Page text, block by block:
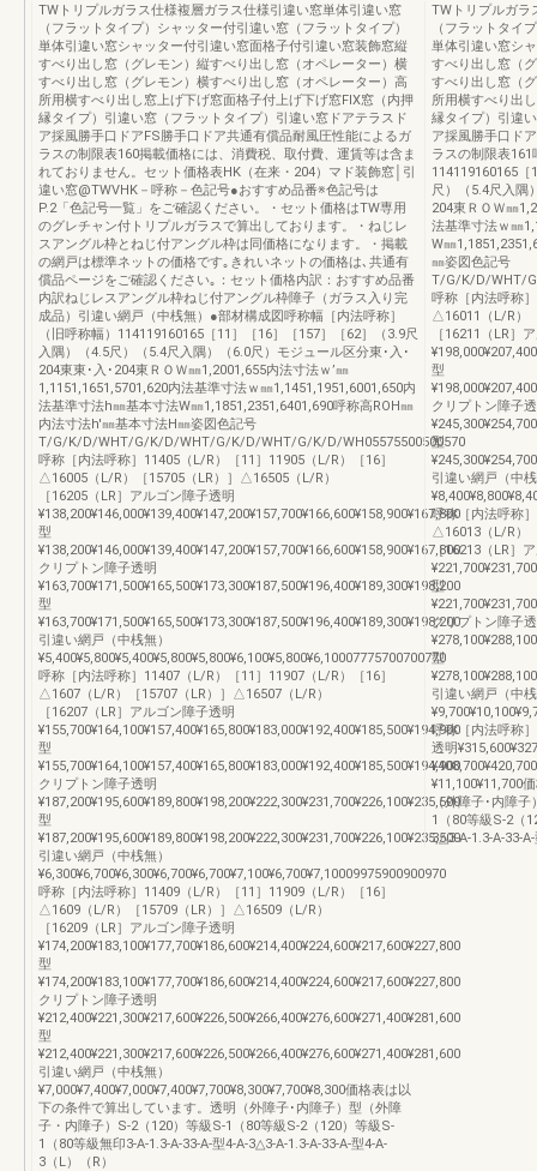
TWトリプルガラス仕様複層ガラス仕様引違い窓単体引違い窓
（フラットタイプ）シャッター付引違い窓（フラットタイプ）
単体引違い窓シャッター付引違い窓面格子付引違い窓装飾窓縦
すべり出し窓（グレモン）縦すべり出し窓（オペレーター）横
すべり出し窓（グレモン）横すべり出し窓（オペレーター）高
所用横すべり出し窓上げ下げ窓面格子付上げ下げ窓FIX窓（内押
縁タイプ）引違い窓（フラットタイプ）引違い窓ドアテラスド
ア採風勝手口ドアFS勝手口ドア共通有償品耐風圧性能によるガ
ラスの制限表160掲載価格には、消費税、取付費、運賃等は含ま
れておりません。セット価格表HK（在来・204）マド装飾窓│引
違い窓@TWVHK－呼称－色記号●おすすめ品番※色記号は
P.2「色記号一覧」をご確認ください。・セット価格はTW専用
のグレチャン付トリプルガラスで算出しております。・ねじレ
スアングル枠とねじ付アングル枠は同価格になります。・掲載
の網戸は標準ネットの価格です｡きれいネットの価格は､共通有
償品ページをご確認ください｡：セット価格内訳：おすすめ品番
内訳ねじレスアングル枠ねじ付アングル枠障子（ガラス入り完
成品）引違い網戸（中桟無）●部材構成図呼称幅［内法呼称］
（旧呼称幅）114119160165［11］［16］［157］［62］（3.9尺
入隅）（4.5尺）（5.4尺入隅）（6.0尺）モジュール区分東･入･
204東東･入･204東ＲＯＷ㎜1,2001,655内法寸法ｗ’㎜
1,1151,1651,5701,620内法基準寸法ｗ㎜1,1451,1951,6001,650内
法基準寸法h㎜基本寸法W㎜1,1851,2351,6401,690呼称高ROH㎜
内法寸法h'㎜基本寸法H㎜姿図色記号
T/G/K/D/WHT/G/K/D/WHT/G/K/D/WHT/G/K/D/WH05575500500570
呼称［内法呼称］11405（L/R）［11］11905（L/R）［16］
△16005（L/R）［15705（LR）］△16505（L/R）
［16205（LR］アルゴン障子透明
¥138,200¥146,000¥139,400¥147,200¥157,700¥166,600¥158,900¥167,800
型
¥138,200¥146,000¥139,400¥147,200¥157,700¥166,600¥158,900¥167,800
クリプトン障子透明
¥163,700¥171,500¥165,500¥173,300¥187,500¥196,400¥189,300¥198,200
型
¥163,700¥171,500¥165,500¥173,300¥187,500¥196,400¥189,300¥198,200
引違い網戸（中桟無）
¥5,400¥5,800¥5,400¥5,800¥5,800¥6,100¥5,800¥6,10007775700700770
呼称［内法呼称］11407（L/R）［11］11907（L/R）［16］
△1607（L/R）［15707（LR）］△16507（L/R）
［16207（LR］アルゴン障子透明
¥155,700¥164,100¥157,400¥165,800¥183,000¥192,400¥185,500¥194,900
型
¥155,700¥164,100¥157,400¥165,800¥183,000¥192,400¥185,500¥194,900
クリプトン障子透明
¥187,200¥195,600¥189,800¥198,200¥222,300¥231,700¥226,100¥235,500
型
¥187,200¥195,600¥189,800¥198,200¥222,300¥231,700¥226,100¥235,500
引違い網戸（中桟無）
¥6,300¥6,700¥6,300¥6,700¥6,700¥7,100¥6,700¥7,10009975900900970
呼称［内法呼称］11409（L/R）［11］11909（L/R）［16］
△1609（L/R）［15709（LR）］△16509（L/R）
［16209（LR］アルゴン障子透明
¥174,200¥183,100¥177,700¥186,600¥214,400¥224,600¥217,600¥227,800
型
¥174,200¥183,100¥177,700¥186,600¥214,400¥224,600¥217,600¥227,800
クリプトン障子透明
¥212,400¥221,300¥217,600¥226,500¥266,400¥276,600¥271,400¥281,600
型
¥212,400¥221,300¥217,600¥226,500¥266,400¥276,600¥271,400¥281,600
引違い網戸（中桟無）
¥7,000¥7,400¥7,000¥7,400¥7,700¥8,300¥7,700¥8,300価格表は以
下の条件で算出しています。透明（外障子･内障子）型（外障
子・内障子）S-2（120）等級S-1（80等級S-2（120）等級S-
1（80等級無印3-A-1.3-A-33-A-型4-A-3△3-A-1.3-A-33-A-型4-A-
3（L）（R）
TWトリプルガラ
（フラットタイ
単体引違い窓シ
すべり出し窓（
すべり出し窓（
所用横すべり出
縁タイプ）引違
ア採風勝手口ド
ラスの制限表
114119160165［
尺）（5.4尺入隅
204東ＲＯＷ㎜
法基準寸法ｗ㎜
W㎜
㎜姿図色記号
T/G/K/D/WHT/
呼称［内法呼称
△16011（L/R）
［16211（LR］
型
クリプトン障子
型
引違い網戸（中
呼称［内法呼称
△16013（L/R）
［16213（LR］
型
クリプトン障子
型
引違い網戸（中
呼称［内法呼称
透明
¥11,100¥11,700
（外障子･内障子
1（80等級S-2（
3△3-A-1.3-A-33-